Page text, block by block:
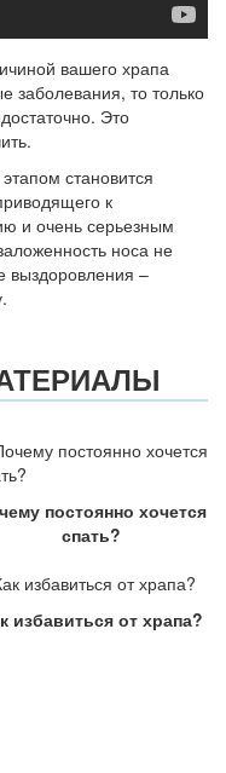
вашего храпа
заболевания, то только
Это
становится
к
и очень серьезным
носа не
выздоровления –
постоянно хочется
спать?
избавиться от храпа?